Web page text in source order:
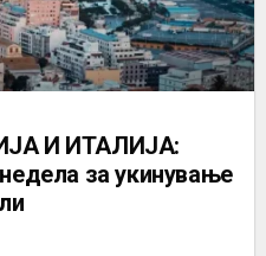
И ИТАЛИЈА:
за укинување